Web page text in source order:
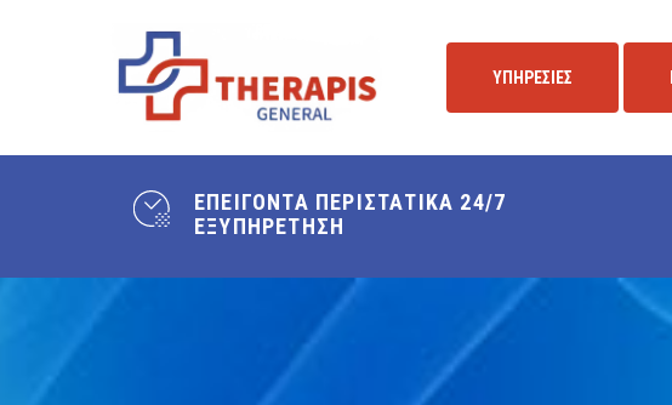
ΥΠΗΡΕΣΙΕΣ
ΕΠΕΙΓΟΝΤΑ ΠΕΡΙΣΤΑΤΙΚΑ 24/7
ΕΞΥΠΗΡΕΤΗΣΗ